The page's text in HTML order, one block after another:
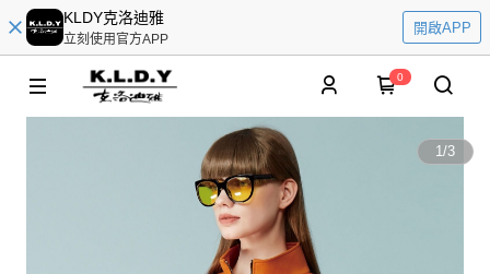
KLDY克洛迪雅
立刻使用官方APP
開啟APP
0
1/3